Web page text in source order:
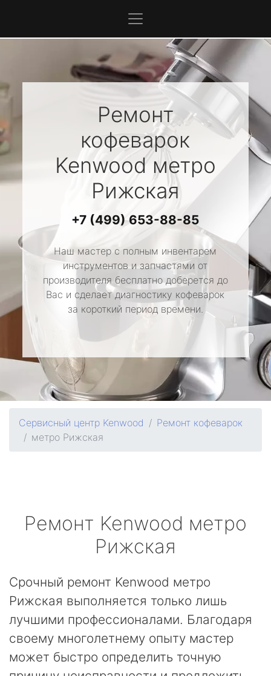
Ремонт
кофеварок
Kenwoodметро
Рижская
+7 (499) 653-88-85
Наш мастер с полным инвентарем
инструментов и запчастями от
производителя бесплатно доберется до
Вас и сделает диагностику кофеварок
за короткий период времени.
Сервисный центр Kenwood
Ремонт кофеварок
метро Рижская
Ремонт Kenwood метро
Рижская
Срочный ремонт Kenwood метро
Рижская выполняется только лишь
лучшими профессионалами. Благодаря
своему многолетнему опыту мастер
может быстро определить точную